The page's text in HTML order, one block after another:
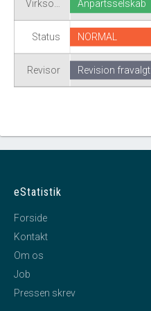
Virkso…
Status
Revisor
Anpartsselskab
NORMAL
Revision fravalgt
eStatistik
Forside
Kontakt
Om os
Job
Pressen skrev